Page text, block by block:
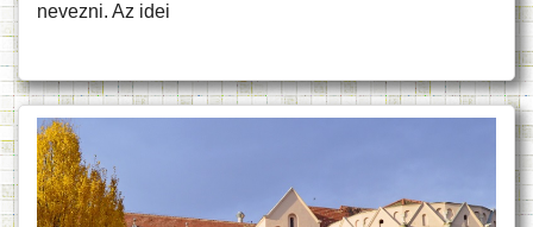
nevezni. Az idei